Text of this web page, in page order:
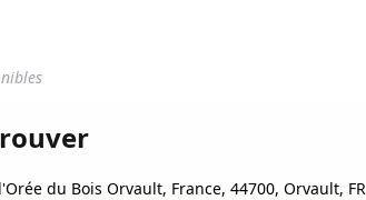
du Bois Orvault, France, 44700, Orvault, FR